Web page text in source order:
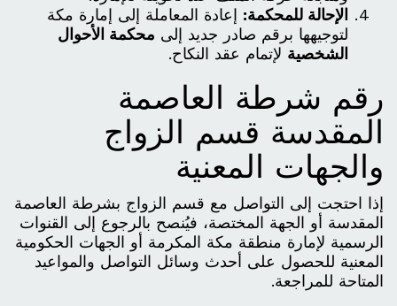
الإحالة للمحكمة: إعادة المعاملة إلى إمارة مكة
لتوجيهها برقم صادر جديد إلى محكمة الأحوال
الشخصية لإتمام عقد النكاح.
رقم شرطة العاصمة
المقدسة قسم الزواج
والجهات المعنية
إذا احتجت إلى التواصل مع قسم الزواج بشرطة العاصمة
المقدسة أو الجهة المختصة، فيُنصح بالرجوع إلى القنوات
الرسمية لإمارة منطقة مكة المكرمة أو الجهات الحكومية
المعنية للحصول على أحدث وسائل التواصل والمواعيد
المتاحة للمراجعة.